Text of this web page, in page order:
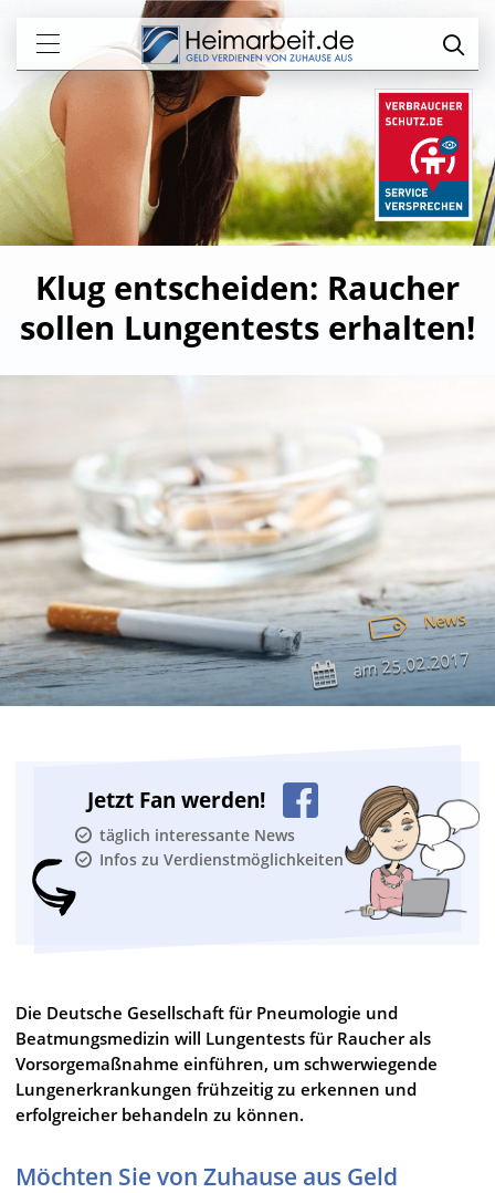
Klug entscheiden: Raucher
sollen Lungentests erhalten!
News
am25.02.2017
Jetzt Fan werden!
täglich interessante News
Infos zu Verdienstmöglichkeiten
Die Deutsche Gesellschaft für Pneumologie und
Beatmungsmedizin will Lungentests für Raucher als
Vorsorgemaßnahme einführen, um schwerwiegende
Lungenerkrankungen frühzeitig zu erkennen und
erfolgreicher behandeln zu können.
Möchten Sie von Zuhause aus Geld